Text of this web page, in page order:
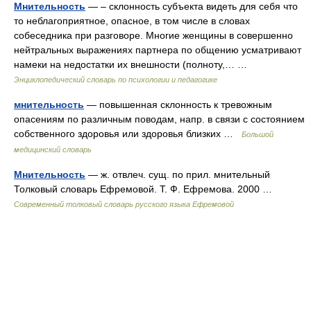
Мнительность — – склонность субъекта видеть для себя что
то неблагоприятное, опасное, в том числе в словах
собеседника при разговоре. Многие женщины в совершенно
нейтральных выражениях партнера по общению усматривают
намеки на недостатки их внешности (полноту,… …
Энциклопедический словарь по психологии и педагогике
мнительность — повышенная склонность к тревожным
опасениям по различным поводам, напр. в связи с состоянием
собственного здоровья или здоровья близких …
Большой
медицинский словарь
Мнительность — ж. отвлеч. сущ. по прил. мнительный
Толковый словарь Ефремовой. Т. Ф. Ефремова. 2000 …
Современный толковый словарь русского языка Ефремовой